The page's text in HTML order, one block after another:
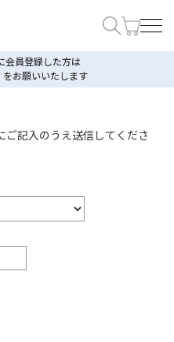
会員登録した方は
をお願いいたします
ご記入のうえ送信してくださ